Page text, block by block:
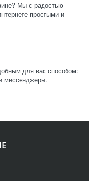
Мы с радостью
простыми и
для вас способом:
мессенджеры.